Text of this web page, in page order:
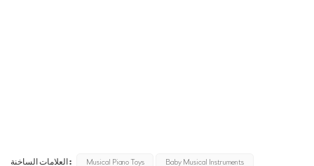
العلامات الساخنة : Musical Piano Toys Baby Musical Instruments